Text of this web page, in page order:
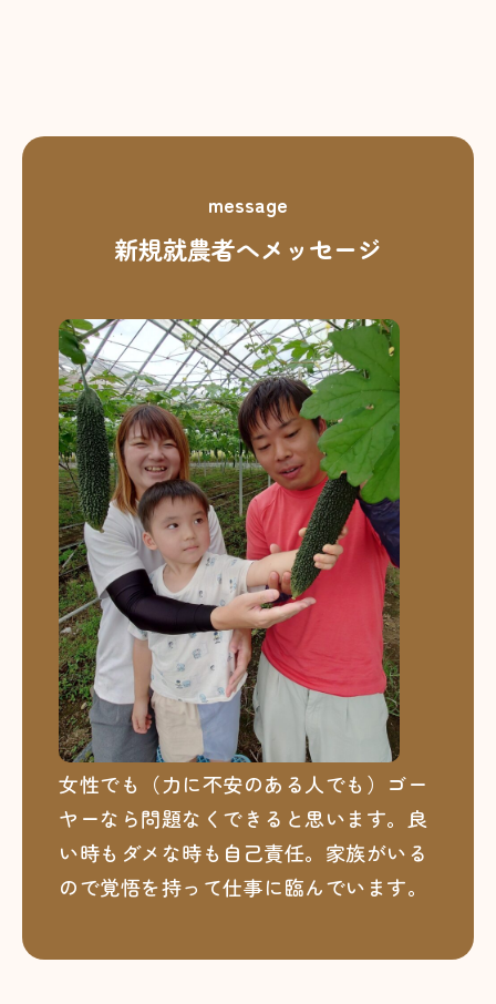
message
新規就農者へメッセージ
女性でも（力に不安のある人でも）ゴー
ヤーなら問題なくできると思います。良
い時もダメな時も自己責任。家族がいる
ので覚悟を持って仕事に臨んでいます。